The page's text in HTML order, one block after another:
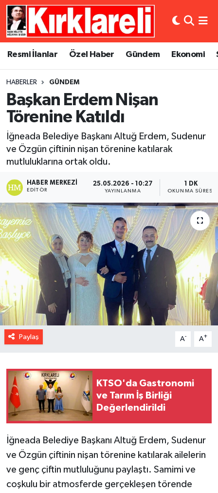
Resmi İlanlar Özel Haber Gündem Ekonomi
HABERLER GÜNDEM
Başkan Erdem Nişan
Törenine Katıldı
İğneada Belediye Başkanı Altuğ Erdem, Sudenur
ve Özgün çiftinin nişan törenine katılarak
mutluluklarına ortak oldu.
HABER MERKEZI
EDITÖR
25.05.2026 - 10:27
YAYINLANMA
1 DK
OKUNMA SÜRESI
Paylaş A- A+
KTSO'da Gastronomi
ve Tarım İş Birliği
Değerlendirildi
İğneada Belediye Başkanı Altuğ Erdem, Sudenur
ve Özgün çiftinin nişan törenine katılarak ailelerin
ve genç çiftin mutluluğunu paylaştı. Samimi ve
coşkulu bir atmosferde gerçekleşen törende
Resmi İlanlar
Gündem
Ekonomi
Siyaset
Spor
Asayiş
Dünya
Eğitim
Kültür Sanat
Magazin
Medya
Sağlık
Künye
Gizlilik Sözleşmesi
Merkez Nöbetçi Eczaneler
Merkez Trafik Yoğunluk Haritası
Süper Lig Puan Durumu ve Fikstür
Tüm Manşetler
Son Dakika Haberleri
Haber Arşivi